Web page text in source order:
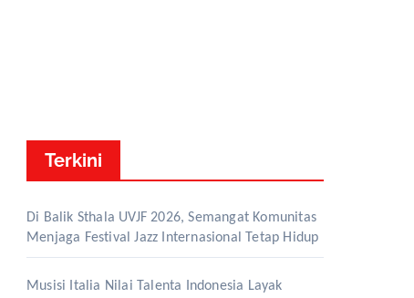
Terkini
Di Balik Sthala UVJF 2026, Semangat Komunitas
Menjaga Festival Jazz Internasional Tetap Hidup
Musisi Italia Nilai Talenta Indonesia Layak